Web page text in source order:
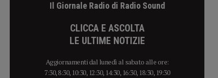
Il Giornale Radio di Radio Sound
CLICCA E ASCOLTA
LE ULTIME NOTIZIE
Aggiornamenti dal lunedì al sabato alle ore:
7:30, 8:30, 10:30, 12:30, 14:30, 16:30, 18:30, 19:30